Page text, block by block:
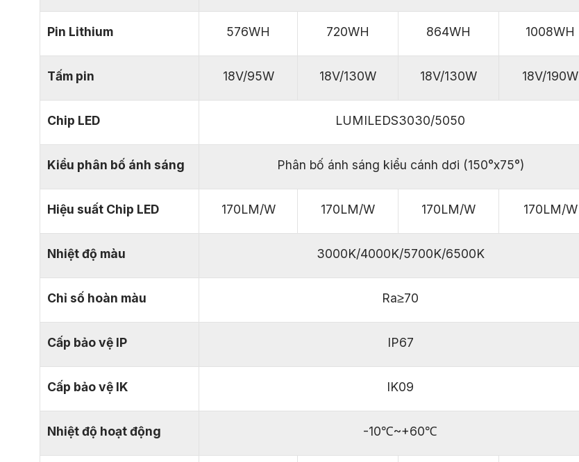
Pin Lithium 576WH 720WH 864WH 1008WH
Tấm pin 18V/95W 18V/130W 18V/130W 18V/190W
Chip LED LUMILEDS3030/5050
Kiểu phân bố ánh sáng Phân bố ánh sáng kiểu cánh dơi (150°x75°)
Hiệu suất Chip LED 170LM/W 170LM/W 170LM/W 170LM/W
Nhiệt độ màu 3000K/4000K/5700K/6500K
Chỉ số hoàn màu Ra≥70
Cấp bảo vệ IP IP67
Cấp bảo vệ IK IK09
Nhiệt độ hoạt động -10℃~+60℃